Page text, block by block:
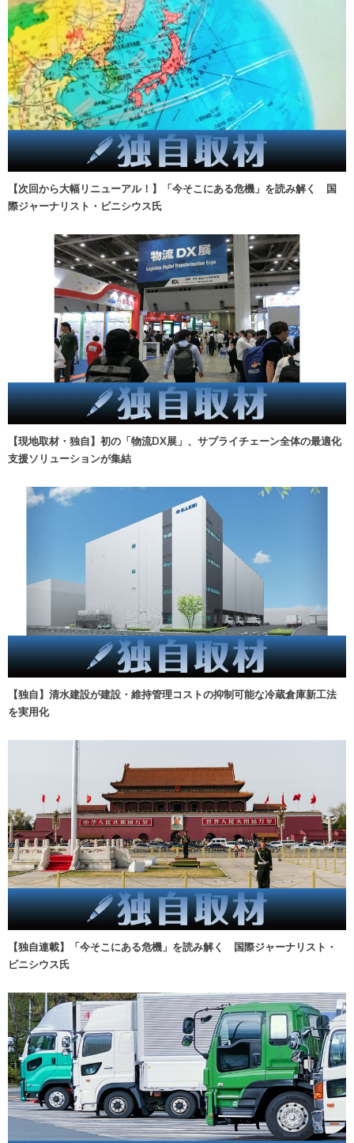
【次回から大幅リニューアル！】「今そこにある危機」を読み解く 国
際ジャーナリスト・ビニシウス氏
【現地取材・独自】初の「物流DX展」、サプライチェーン全体の最適化
支援ソリューションが集結
【独自】清水建設が建設・維持管理コストの抑制可能な冷蔵倉庫新工法
を実用化
【独自連載】「今そこにある危機」を読み解く 国際ジャーナリスト・
ビニシウス氏